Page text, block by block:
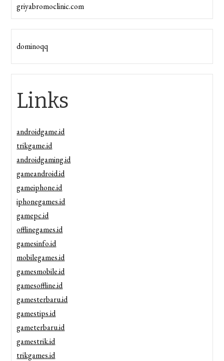
griyabromoclinic.com
dominoqq
Links
androidgame.id
trikgame.id
androidgaming.id
gameandroid.id
gameiphone.id
iphonegames.id
gamepc.id
offlinegames.id
gamesinfo.id
mobilegames.id
gamesmobile.id
gamesoffline.id
gamesterbaru.id
gamestips.id
gameterbaru.id
gamestrik.id
trikgames.id